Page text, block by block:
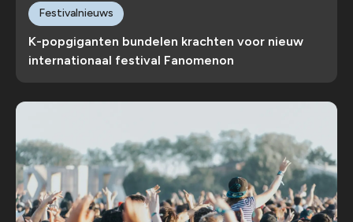
K-popgiganten bundelen krachten voor nieuw
internationaal festival Fanomenon
Festivalnieuws